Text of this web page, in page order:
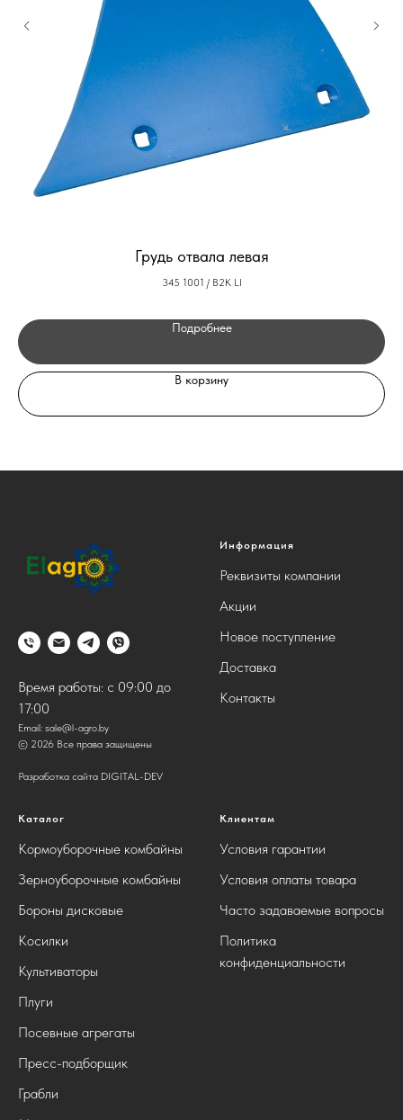
Грудь отвала левая
345 1001 / B2K LI
Подробнее
В корзину
Время работы: с 09:00 до
17:00
Email: sale@l-agro.by
© 2026 Все права защищены
Разработка сайта DIGITAL-DEV
Информация
Реквизиты компании
Акции
Новое поступление
Доставка
Контакты
Каталог
Кормоуборочные комбайны
Зерноуборочные комбайны
Бороны дисковые
Косилки
Культиваторы
Плуги
Посевные агрегаты
Пресс-подборщик
Грабли
Клиентам
Условия гарантии
Условия оплаты товара
Часто задаваемые вопросы
Политика
конфиденциальности